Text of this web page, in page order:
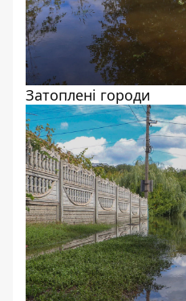
Затоплені городи